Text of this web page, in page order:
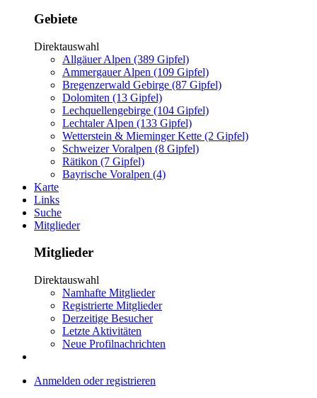
Gebiete
Direktauswahl
Allgäuer Alpen (389 Gipfel)
Ammergauer Alpen (109 Gipfel)
Bregenzerwald Gebirge (87 Gipfel)
Dolomiten (13 Gipfel)
Lechquellengebirge (104 Gipfel)
Lechtaler Alpen (133 Gipfel)
Wetterstein & Mieminger Kette (2 Gipfel)
Schweizer Voralpen (8 Gipfel)
Rätikon (7 Gipfel)
Bayrische Voralpen (4)
Karte
Links
Suche
Mitglieder
Mitglieder
Direktauswahl
Namhafte Mitglieder
Registrierte Mitglieder
Derzeitige Besucher
Letzte Aktivitäten
Neue Profilnachrichten
Anmelden oder registrieren